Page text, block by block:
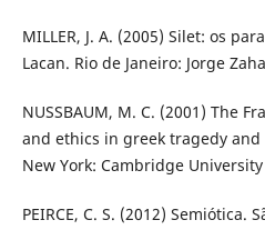
MILLER, J. A. (2005) Silet: os
Lacan. Rio de Janeiro: Jorge
NUSSBAUM, M. C. (2001) The
and ethics in greek tragedy
New York: Cambridge University
PEIRCE, C. S. (2012) Semiótica.